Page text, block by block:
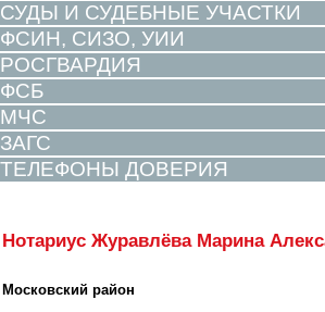
СУДЫ И СУДЕБНЫЕ УЧАСТКИ
ФСИН, СИЗО, УИИ
РОСГВАРДИЯ
ФСБ
МЧС
ЗАГС
ТЕЛЕФОНЫ ДОВЕРИЯ
Нотариус Журавлёва Марина
Московский район